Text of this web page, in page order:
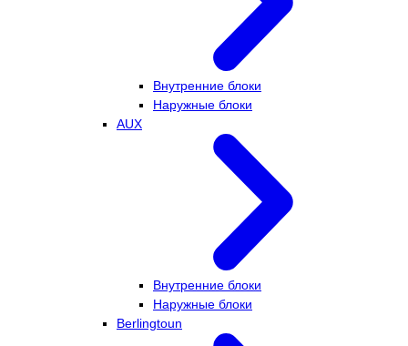
Внутренние блоки
Наружные блоки
AUX
Внутренние блоки
Наружные блоки
Berlingtoun